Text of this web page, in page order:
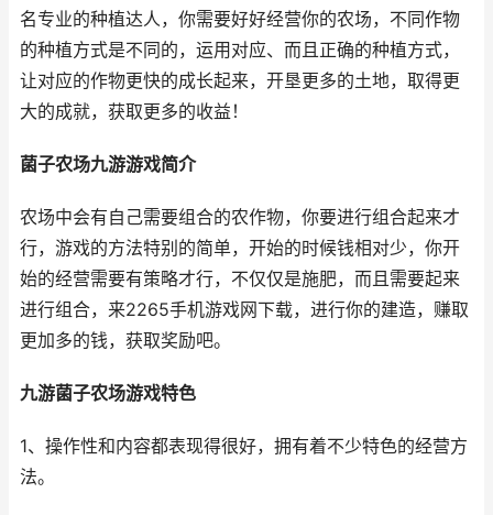
名专业的种植达人，你需要好好经营你的农场，不同作物
的种植方式是不同的，运用对应、而且正确的种植方式，
让对应的作物更快的成长起来，开垦更多的土地，取得更
大的成就，获取更多的收益！
菌子农场九游游戏简介
农场中会有自己需要组合的农作物，你要进行组合起来才
行，游戏的方法特别的简单，开始的时候钱相对少，你开
始的经营需要有策略才行，不仅仅是施肥，而且需要起来
进行组合，来2265手机游戏网下载，进行你的建造，赚取
更加多的钱，获取奖励吧。
九游菌子农场游戏特色
1、操作性和内容都表现得很好，拥有着不少特色的经营方
法。